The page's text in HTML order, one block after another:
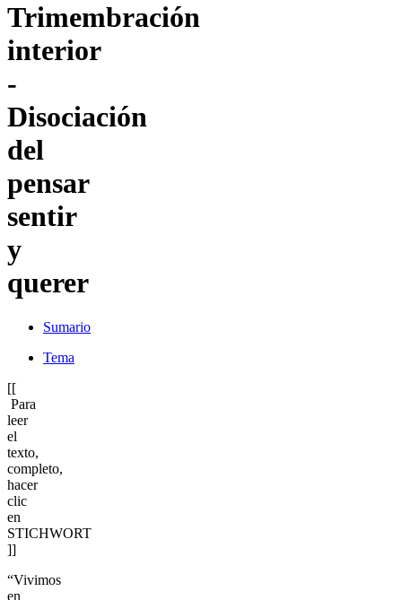
Trimembración
interior
-
Disociación
del
pensar
sentir
y
querer
Sumario
Tema
[[
Para
leer
el
texto,
completo,
hacer
clic
en
STICHWORT
]]
“Vivimos
en